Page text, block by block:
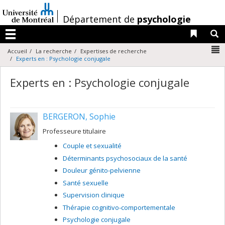
au
contenu
/Département de psychologie
Menu
Liens
Accueil La recherche
Expertises de recherche
Experts en : Psychologie conjugale
Experts en : Psychologie conjugale
BERGERON, Sophie
Professeure titulaire
Couple et sexualité
Déterminants psychosociaux de la santé
Douleur génito-pelvienne
Santé sexuelle
Supervision clinique
Thérapie cognitivo-comportementale
Psychologie conjugale